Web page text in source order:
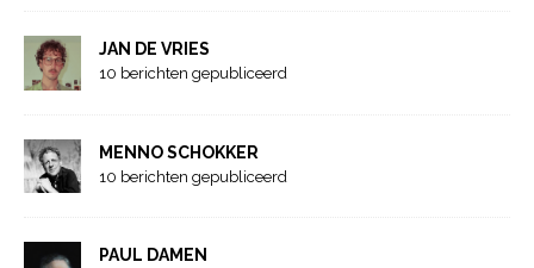
JAN DE VRIES
10 berichten gepubliceerd
MENNO SCHOKKER
10 berichten gepubliceerd
PAUL DAMEN